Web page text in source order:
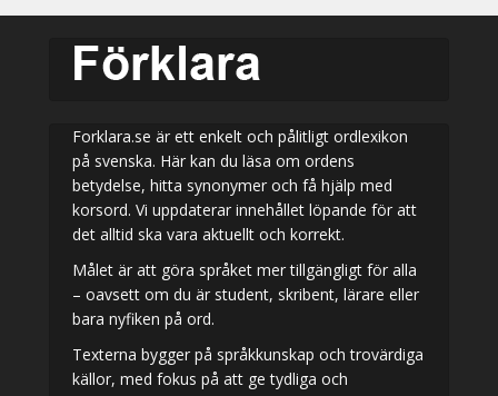
Forklara.se är ett enkelt och pålitligt ordlexikon
på svenska. Här kan du läsa om ordens
betydelse, hitta synonymer och få hjälp med
korsord. Vi uppdaterar innehållet löpande för att
det alltid ska vara aktuellt och korrekt.
Målet är att göra språket mer tillgängligt för alla
– oavsett om du är student, skribent, lärare eller
bara nyfiken på ord.
Texterna bygger på språkkunskap och trovärdiga
källor, med fokus på att ge tydliga och